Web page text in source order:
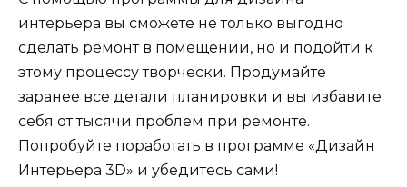
интерьера вы сможете не только выгодно
сделать ремонт в помещении, но и подойти к
этому процессу творчески. Продумайте
заранее все детали планировки и вы избавите
себя от тысячи проблем при ремонте.
Попробуйте поработать в программе «Дизайн
Интерьера 3D» и убедитесь сами!